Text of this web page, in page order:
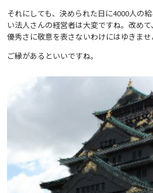
それにしても、決められた日に4000人の
い法人さんの経営者は大変ですね。改め
優秀さに敬意を表さないわけにはゆきませ
ご縁があるといいですね。